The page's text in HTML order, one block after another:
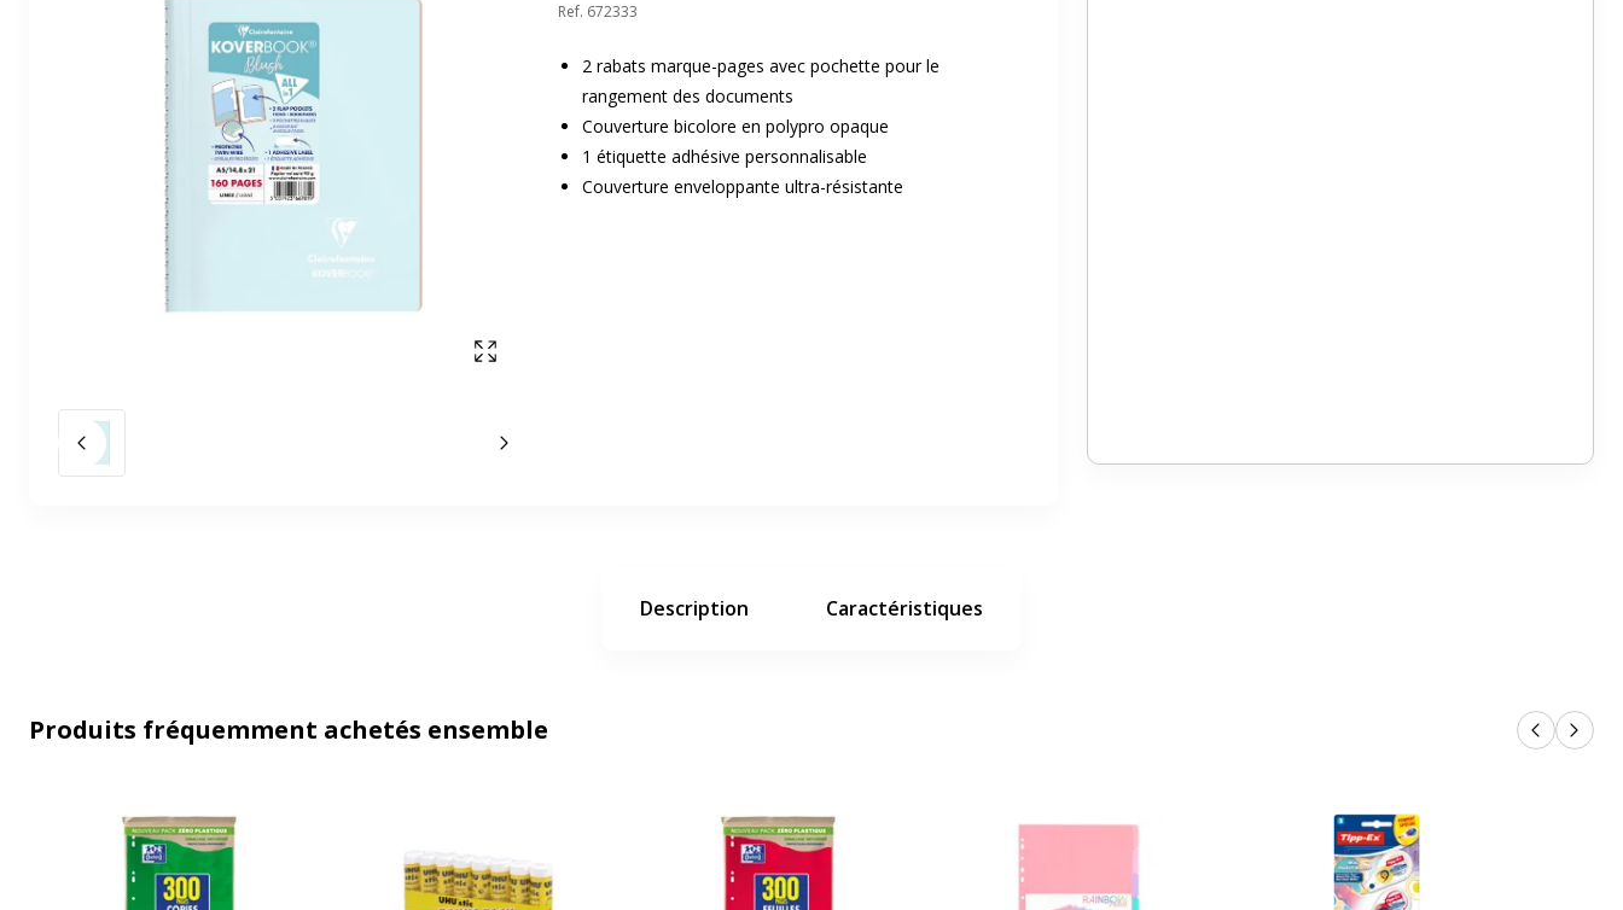
Afficher en plein écran
Slide précédent Slide suivant
Ref. 672333
2 rabats marque-pages avec pochette pour le
rangement des documents
Couverture bicolore en polypro opaque
1 étiquette adhésive personnalisable
Couverture enveloppante ultra-résistante
Description Caractéristiques
Produits fréquemment achetés ensemble Produits